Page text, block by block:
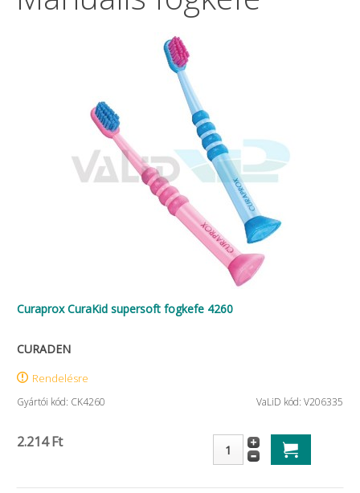
Curaprox CuraKid supersoft fogkefe 4260
CURADEN
Rendelésre
Gyártói kód: CK4260 VaLiD kód: V206335
2.214 Ft